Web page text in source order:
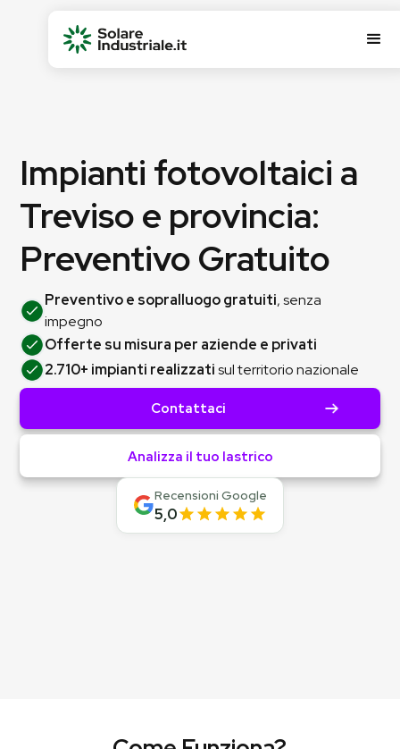
Impianti fotovoltaici a
Treviso e provincia:
Preventivo Gratuito
Preventivo e sopralluogo gratuiti, senza
impegno
Offerte su misura per aziende e privati
2.710+ impianti realizzatisul territorio nazionale
Contattaci
Analizza il tuo lastrico
Recensioni Google
5,0